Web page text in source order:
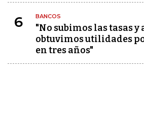
6 BANCOS
"No subimos las tasas y
obtuvimos utilidades
en tres años"